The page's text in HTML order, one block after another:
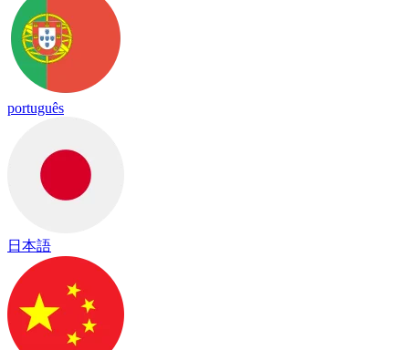
português
日本語